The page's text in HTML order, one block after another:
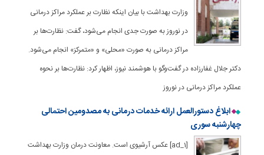
وزارت بهداشت با بیان اینکه نظارت بر عملکرد مراکز درمانی
در نوروز به صورت جدی انجام می‌شود، گفت: نظارت‌ها بر
مراکز درمانی به صورت «محلی» و «متمرکز» انجام می‌شود.
دکتر جلال غفارزاده در گفت‌وگو با هوشمند نیوز، اظهار کرد: نظارت‌ها بر نحوه
عملکرد مراکز درمانی در نوروز
ابلاغ دستورالعمل ارائه خدمات درمانی به مصدومین احتمالی
چهارشنبه سوری
[ad_1] عکس آرشیوی است. معاونت درمان وزارت بهداشت